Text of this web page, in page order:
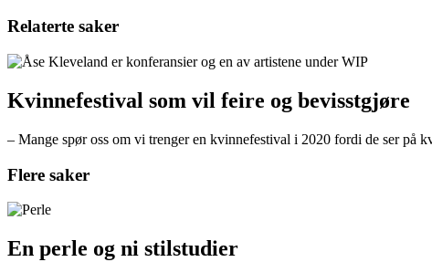
Relaterte saker
Kvinnefestival som vil feire og bevisstgjøre
– Mange spør oss om vi trenger en kvinnefestival i 2020 fordi de ser på
Flere saker
En perle og ni stilstudier